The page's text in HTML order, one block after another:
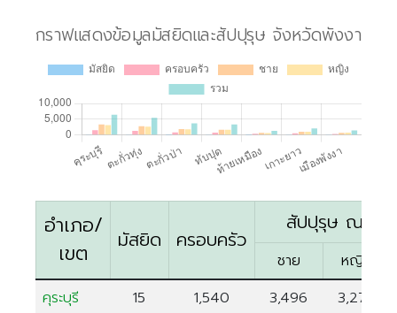
จันทบุรี
ชุมพร
ตรัง
นครนายก
นครศรีธรรมราช
ปัตตานี
พังงา
พัทลุง
อำเภอ/
เขต
มัสยิด ครอบครัว
สัปปุรุษ ณ ปัจ
ชาย
หญิง
คุระบุรี
15 1,540 3,496
3,276